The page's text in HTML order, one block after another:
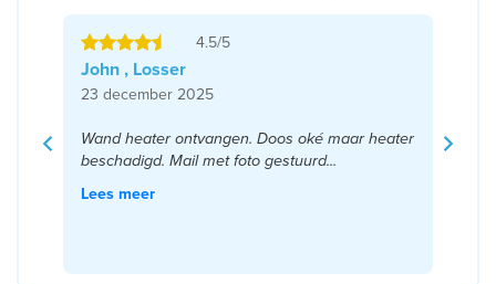
4.5/5
John , Losser
23 december 2025
Wand heater ontvangen. Doos oké maar heater
beschadigd. Mail met foto gestuurd...
Lees meer